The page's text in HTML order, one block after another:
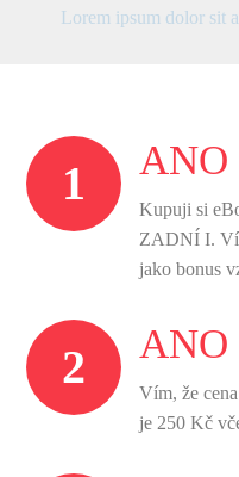
Lorem ipsum dolor sit
1 ANO
Kupuji si
ZADNÍ I.
jako bonus
2 ANO
Vím, že
je 250 Kč